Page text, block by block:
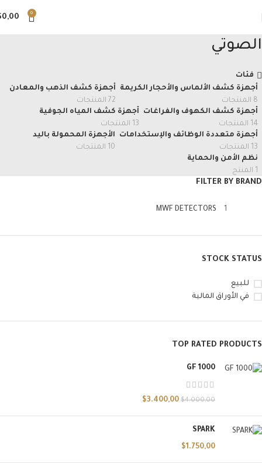
0
0,00
الصوتي
فئات
أجهزة كشف الألماس والأحجار الكريمة
8 المنتجات
أجهزة كشف الذهب والمعادن
72 المنتجات
أجهزة كشف الكهوف والفراغات
14 المنتجات
أجهزة كشف المياه الجوفية
13 المنتجات
أجهزة متعددة الوظائف والإستخدامات
13 المنتجات
الأجهزة المحمولة باليد
10 المنتجات
نظم الأمن والحماية
1 المنتج
FILTER BY BRAND
MWF DETECTORS 1
STOCK STATUS
للبيع
في الأوراق المالية
TOP RATED PRODUCTS
GF 1000
$4.000,00
$3.400,00
SPARK
$ 1.750,00